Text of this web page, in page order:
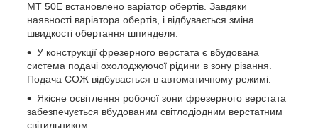
MT 50E встановлено варіатор обертів. Завдяки
наявності варіатора обертів, і відбувається зміна
швидкості обертання шпинделя.
У конструкції фрезерного верстата є вбудована
система подачі охолоджуючої рідини в зону різання.
Подача СОЖ відбувається в автоматичному режимі.
Якісне освітлення робочої зони фрезерного верстата
забезпечується вбудованим світлодіодним верстатним
світильником.